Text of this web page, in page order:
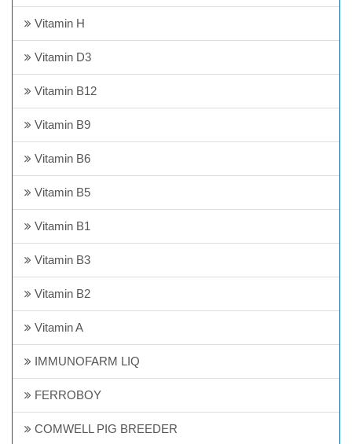
Vitamin H
Vitamin D3
Vitamin B12
Vitamin B9
Vitamin B6
Vitamin B5
Vitamin B1
Vitamin B3
Vitamin B2
Vitamin A
IMMUNOFARM LIQ
FERROBOY
COMWELL PIG BREEDER